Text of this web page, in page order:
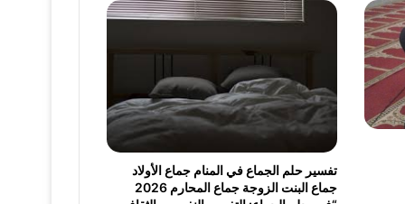
تفسير حلم الجماع في المنام جماع الأولاد
جماع البنت الزوجة جماع المحارم 2026